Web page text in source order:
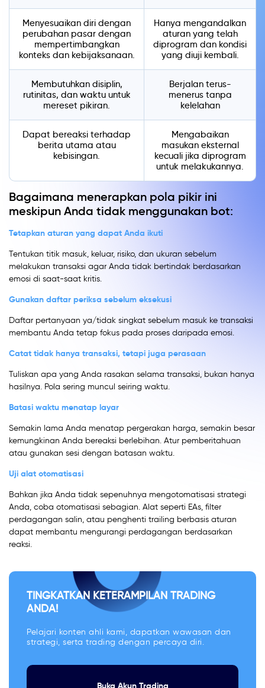
Menyesuaikan diri dengan
perubahan pasar dengan
mempertimbangkan
konteks dan kebijaksanaan.
Hanya mengandalkan
aturan yang telah
diprogram dan kondisi
yang diuji kembali.
Membutuhkan disiplin,
rutinitas, dan waktu untuk
mereset pikiran.
Berjalan terus-
menerus tanpa
kelelahan
Dapat bereaksi terhadap
berita utama atau
kebisingan.
Mengabaikan
masukan eksternal
kecuali jika diprogram
untuk melakukannya.
Bagaimana menerapkan pola pikir ini
meskipun Anda tidak menggunakan bot:
Tetapkan aturan yang dapat Anda ikuti
Tentukan titik masuk, keluar, risiko, dan ukuran sebelum
melakukan transaksi agar Anda tidak bertindak berdasarkan
emosi di saat-saat kritis.
Gunakan daftar periksa sebelum eksekusi
Daftar pertanyaan ya/tidak singkat sebelum masuk ke transaksi
membantu Anda tetap fokus pada proses daripada emosi.
Catat tidak hanya transaksi, tetapi juga perasaan
Tuliskan apa yang Anda rasakan selama transaksi, bukan hanya
hasilnya. Pola sering muncul seiring waktu.
Batasi waktu menatap layar
Semakin lama Anda menatap pergerakan harga, semakin besar
kemungkinan Anda bereaksi berlebihan. Atur pemberitahuan
atau gunakan sesi dengan batasan waktu.
Uji alat otomatisasi
Bahkan jika Anda tidak sepenuhnya mengotomatisasi strategi
Anda, coba otomatisasi sebagian. Alat seperti EAs, filter
perdagangan salin, atau penghenti trailing berbasis aturan
dapat membantu mengurangi perdagangan berdasarkan
reaksi.
TINGKATKAN KETERAMPILAN TRADING
ANDA!
Pelajari konten ahli kami, dapatkan wawasan dan
strategi, serta trading dengan percaya diri.
Buka Akun Trading